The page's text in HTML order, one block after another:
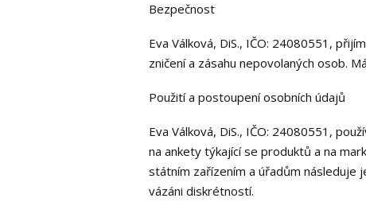
Bezpečnost
Eva Válková, DiS., IČO: 24080551,
zničení a zásahu nepovolaných osob.
Použití a postoupení osobních údajů
Eva Válková, DiS., IČO: 24080551,
na ankety týkající se produktů a na
státním zařízením a úřadům následuje
vázáni diskrétností.